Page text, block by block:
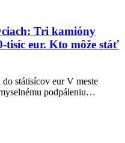
Tri kamióny
tisíc eur. Kto môže stáť
státisícov eur V meste
podpáleniu…